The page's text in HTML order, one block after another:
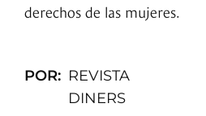
derechos de las mujeres.
POR: REVISTA
DINERS